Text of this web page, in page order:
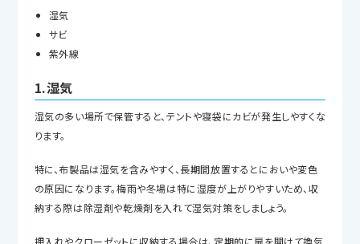
湿気
サビ
紫外線
1.湿気
湿気の多い場所で保管すると、テントや寝袋にカビが発生しやすくな
ります。
特に、布製品は湿気を含みやすく、長期間放置するとにおいや変色
の原因になります。梅雨や冬場は特に湿度が上がりやすいため、収
納する際は除湿剤や乾燥剤を入れて湿気対策をしましょう。
押入れやクローゼットに収納する場合は、定期的に扉を開けて換気